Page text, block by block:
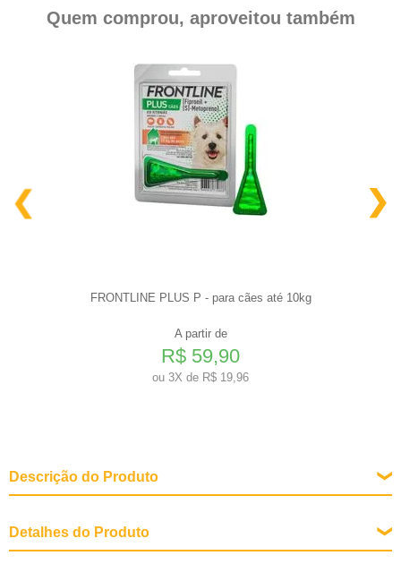
Quem comprou, aproveitou também
FRONTLINE PLUS P - para cães até 10kg
A partir de
R$ 59,90
ou 3X de R$ 19,96
Descrição do Produto
Detalhes do Produto